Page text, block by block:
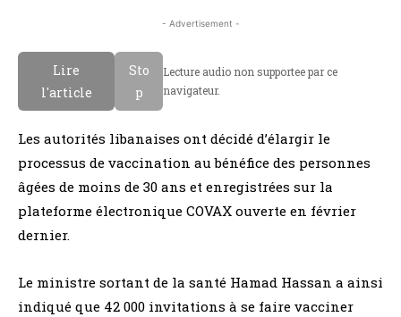
- Advertisement -
Lire
l'article
Sto
p
Lecture audio non supportee par ce
navigateur.
Les autorités libanaises ont décidé d’élargir le
processus de vaccination au bénéfice des personnes
âgées de moins de 30 ans et enregistrées sur la
plateforme électronique COVAX ouverte en février
dernier.
Le ministre sortant de la santé Hamad Hassan a ainsi
indiqué que 42 000 invitations à se faire vacciner